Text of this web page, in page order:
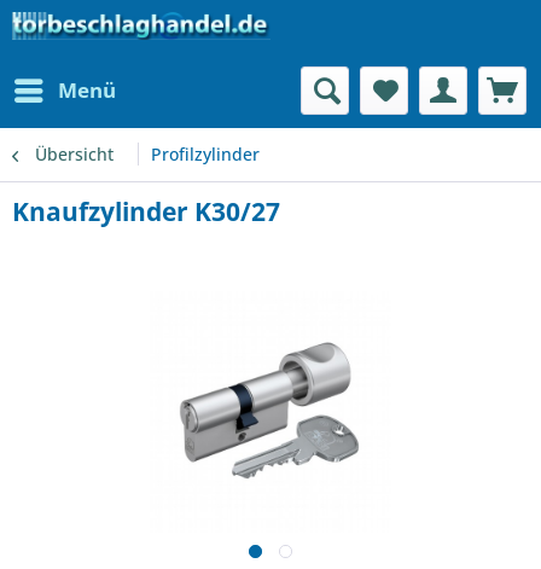
Menü
Übersicht Profilzylinder
Knaufzylinder K30/27